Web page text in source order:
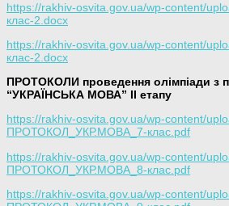
https://rakhiv-osvita.gov.ua/wp-content/
клас-2.docx
https://rakhiv-osvita.gov.ua/wp-content/
клас-2.docx
ПРОТОКОЛИ проведення олімпіади з
“УКРАЇНСЬКА МОВА” ІІ етапу
https://rakhiv-osvita.gov.ua/wp-content/
ПРОТОКОЛ_УКР.МОВА_7-клас.pdf
https://rakhiv-osvita.gov.ua/wp-content/
ПРОТОКОЛ_УКР.МОВА_8-клас.pdf
https://rakhiv-osvita.gov.ua/wp-content/